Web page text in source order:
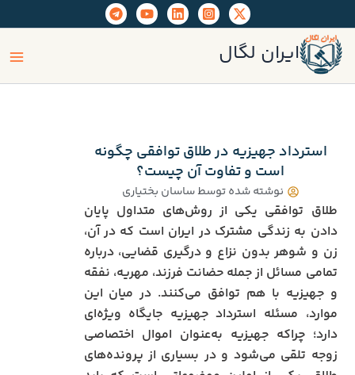
به
محتوا
ایران لگال
استرداد جهیزیه در طلاق توافقی چگونه
است و تفاوت آن چیست؟
نوشته شده توسطساسان بختیاری
طلاق توافقی یکی از روش‌های متداول پایان
دادن به زندگی مشترک در ایران است که در آن،
زن و شوهر بدون نزاع و درگیری قضایی، درباره
تمامی مسائل از جمله حضانت فرزند، مهریه، نفقه
و جهیزیه با هم توافق می‌کنند. در میان این
موارد، مسئله استرداد جهیزیه جایگاه ویژه‌ای
دارد؛ چراکه جهیزیه به‌عنوان اموال اختصاصی
زوجه تلقی می‌شود و در بسیاری از پرونده‌های